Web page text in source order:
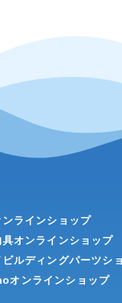
ラインショップ
オンラインショップ
ビルディングパーツシ
オンラインショップ